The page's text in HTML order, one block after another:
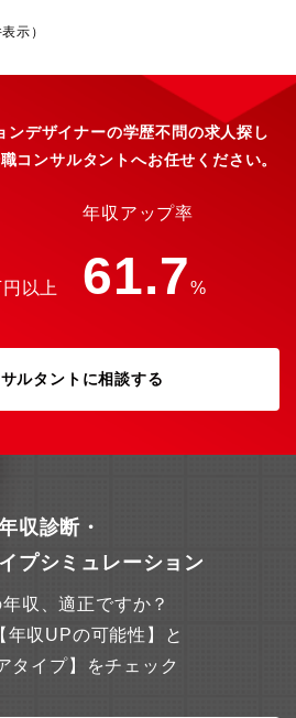
ヶ月）を設ける場合があります。
極力防ぐことを目的にしています。、
等級を想定し、一時金や各種手当を含
2年目より社内規定に沿って等級を付与
降も
じた年俸の見直し・提示を行います。
年年俸の見直し・提示を行います。ま
う場合もあります。 ●手当の例 ・通
公共交通機関または自家用車で通勤の
見込残業手当（月20～
固定支給、超過分は別途時間外手当を
転居が必要な場
は、転居費用や住居初期費用を会社が
料】履歴書およびポートフォリオ ポー
質が荒くとも構いませんので2MB以下
については、面接の際にご持参いただ
示）
ンデザイナーの学歴不問の求人探し
コンサルタントへお任せください。
以上
年収アップ率
61.7%
ルタントに相談する
収診断・
プシミュレーション
収、適正ですか？
年収UPの可能性】と
タイプ】をチェック